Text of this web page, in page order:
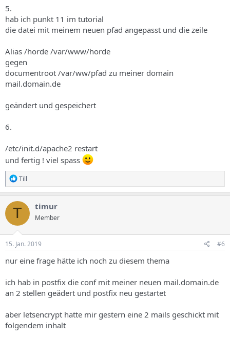
5.
hab ich punkt 11 im tutorial
die datei mit meinem neuen pfad angepasst und die zeile
Alias /horde /var/www/horde
gegen
documentroot /var/ww/pfad zu meiner domain
mail.domain.de
geändert und gespeichert
6.
/etc/init.d/apache2 restart
und fertig ! viel spass
R
e
a
k
t
o
n
e
Till
T timur
Member
15. Jan. 2019 #6
nur eine frage hätte ich noch zu diesem thema
ich hab in postfix die conf mit meiner neuen mail.domain.de
an 2 stellen geädert und postfix neu gestartet
aber letsencrypt hatte mir gestern eine 2 mails geschickt mit
folgendem inhalt